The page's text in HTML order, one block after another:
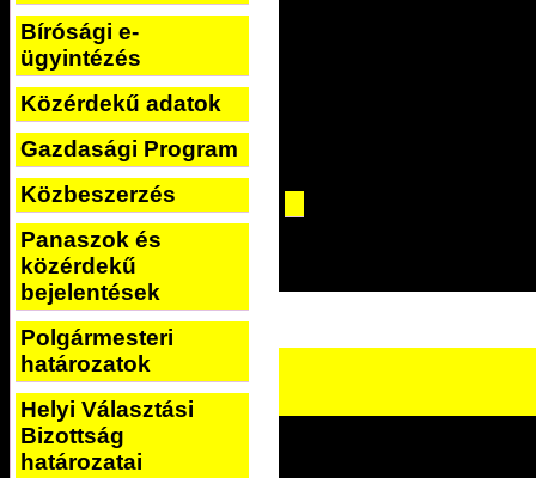
Bírósági e-
ügyintézés
Közérdekű adatok
Gazdasági Program
Közbeszerzés
Panaszok és
közérdekű
bejelentések
Polgármesteri
határozatok
Helyi Választási
Bizottság
határozatai